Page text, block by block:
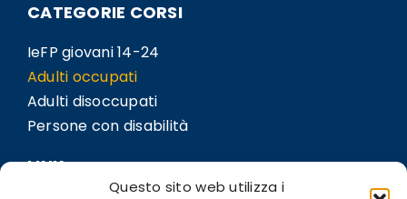
Questo sito web utilizza i
CATEGORIE CORSI
IeFP giovani 14-24
Adulti occupati
Adulti disoccupati
Persone con disabilità
LINK